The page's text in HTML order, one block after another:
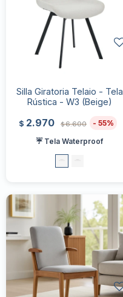
Silla Giratoria Telaio - Tela
Rústica - W3 (Beige)
$ 2.970 $6.600
55
☔ Tela Waterproof